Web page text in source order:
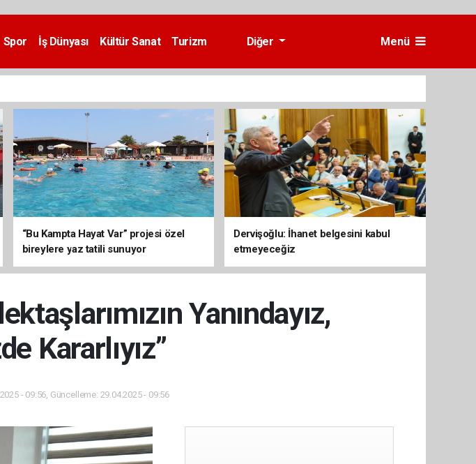
Spor İş Dünyası Kültür Sanat
Turizm
Diğer Menü
“Bu Kampta Hayat Var” projesi özel
bireylere yaz tatili sunuyor
Dervişoğlu: İhanet belgesini kabul
etmeyeceğiz
Yanındayız,
Kararlıyız”
- 09:56, Güncelleme: 29.04.2025 - 09:56